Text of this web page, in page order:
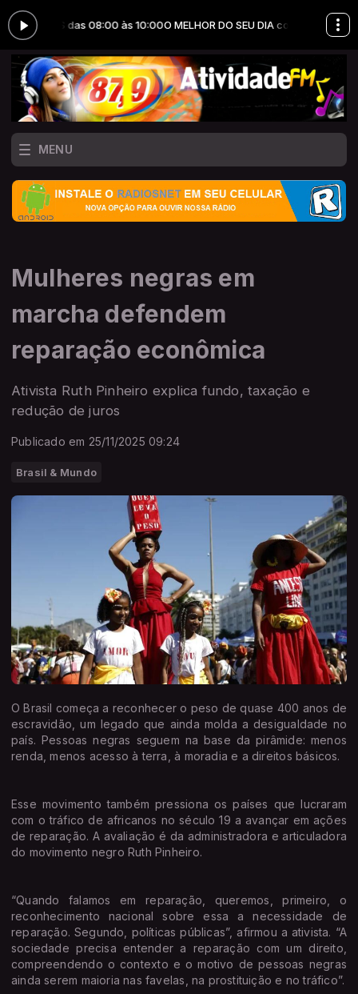
das 08:00 às 10:00O MELHOR DO SEU DIA com JOTA ERRY
MENU
Mulheres negras em
marcha defendem
reparação econômica
Ativista Ruth Pinheiro explica fundo, taxação e
redução de juros
Publicado em 25/11/2025 09:24
Brasil & Mundo
O Brasil começa a reconhecer o peso de quase 400 anos de
escravidão, um legado que ainda molda a desigualdade no
país. Pessoas negras seguem na base da pirâmide: menos
renda, menos acesso à terra, à moradia e a direitos básicos.
Esse movimento também pressiona os países que lucraram
com o tráfico de africanos no século 19 a avançar em ações
de reparação. A avaliação é da administradora e articuladora
do movimento negro Ruth Pinheiro.
“Quando falamos em reparação, queremos, primeiro, o
reconhecimento nacional sobre essa a necessidade de
reparação. Segundo, políticas públicas”, afirmou a ativista. “A
sociedade precisa entender a reparação com um direito,
compreendendo o contexto e o motivo de pessoas negras
ainda serem maioria nas favelas, na prostituição e no tráfico”.